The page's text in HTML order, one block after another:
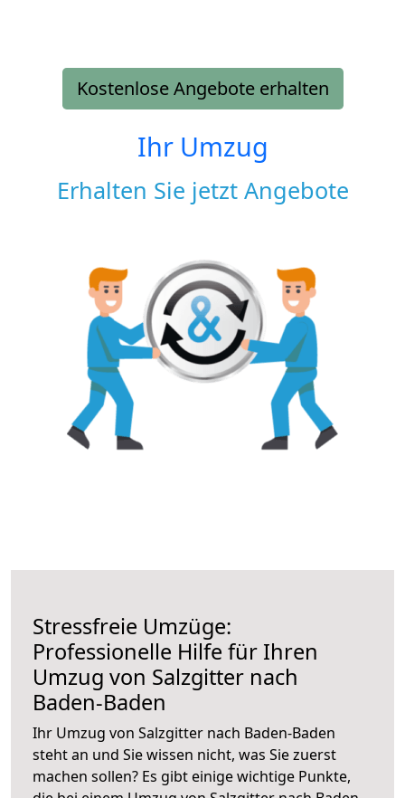
Kostenlose Angebote erhalten
Ihr Umzug
Erhalten Sie jetzt Angebote
Stressfreie Umzüge:
Professionelle Hilfe für Ihren
Umzug von Salzgitter nach
Baden-Baden
Ihr Umzug von Salzgitter nach Baden-Baden
steht an und Sie wissen nicht, was Sie zuerst
machen sollen? Es gibt einige wichtige Punkte,